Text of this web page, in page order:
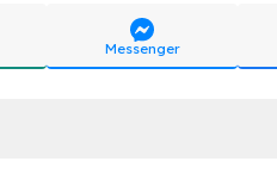
Messenger